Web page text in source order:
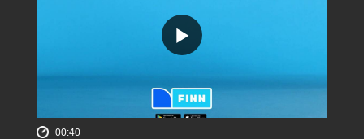
00:40